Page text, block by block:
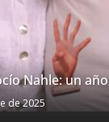
Nahle: un año
de 2025